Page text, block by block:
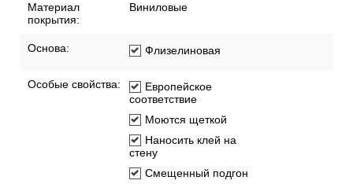
Материал
покрытия:
Виниловые
Основа: Флизелиновая
Особые свойства:
Европейское
соответствие
Моются щеткой
Наносить клей на
стену
Смещенный подгон